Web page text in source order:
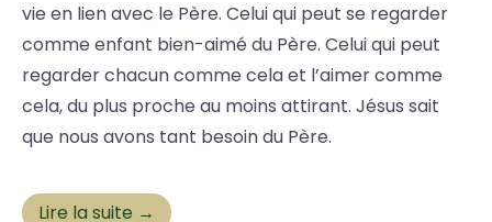
vie en lien avec le Père. Celui qui peut se regarder
comme enfant bien-aimé du Père. Celui qui peut
regarder chacun comme cela et l’aimer comme
cela, du plus proche au moins attirant. Jésus sait
que nous avons tant besoin du Père.
Lire la suite →